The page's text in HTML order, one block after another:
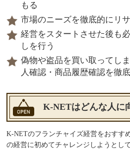
もる
市場のニーズを徹底的にリ
経営をスタートさせた後も
しを行う
偽物や盗品を買い取ってし
人確認・商品履歴確認を徹
K-NETはどんな人に
K-NETのフランチャイズ経営をおすす
の経営に初めてチャレンジしようとし